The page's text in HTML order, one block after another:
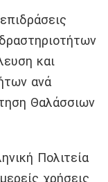
και
ανά
Θαλάσσιων
Πολιτεία
χρήσεις